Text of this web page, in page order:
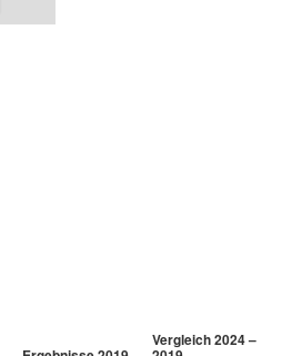
Vergleich 2024 –